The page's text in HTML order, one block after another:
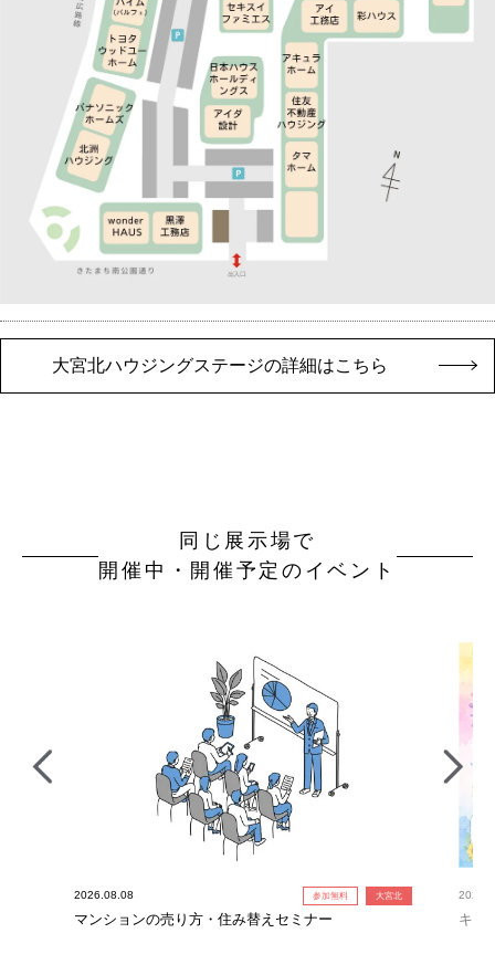
大宮北ハウジングステージの詳細はこちら
同じ展示場で
開催中・開催予定のイベント
2026.08.08 参加無料 大宮北
マンションの売り方・住み替えセミナー
キャ